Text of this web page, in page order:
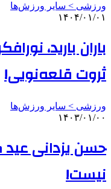
ورزشی > سایر ورزش‌ها
۱۴۰۴/۰۱/۰۱
باران بارید،
ثروت قلعه‌نویی!
ورزشی > سایر ورزش‌ها
۱۴۰۳/۰۱/۰۰
حسن یزدانی
نیست!